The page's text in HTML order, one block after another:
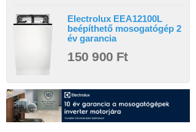
Electrolux EEA12100L
beépíthető mosogatógép 2
év garancia
150 900 Ft